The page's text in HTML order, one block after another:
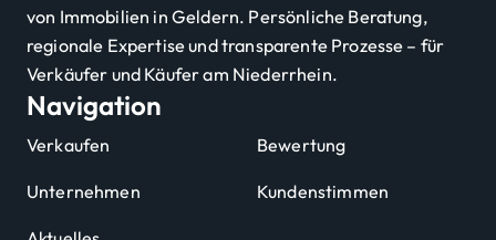
von Immobilien in Geldern. Persönliche Beratung,
regionale Expertise und transparente Prozesse – für
Verkäufer und Käufer am Niederrhein.
Navigation
Verkaufen Bewertung
Unternehmen Kundenstimmen